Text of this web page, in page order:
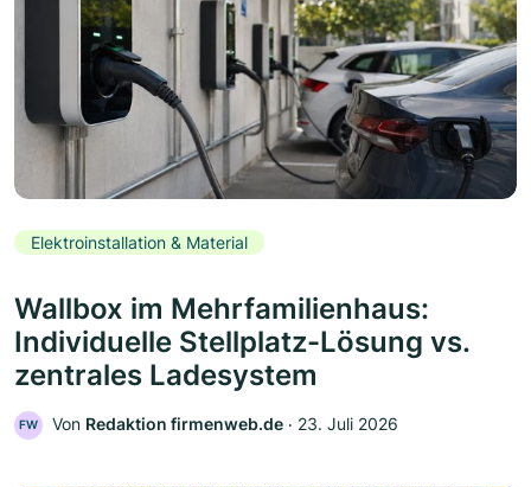
Elektroinstallation & Material
Wallbox im Mehrfamilienhaus:
Individuelle Stellplatz-Lösung vs.
zentrales Ladesystem
FW Von Redaktion firmenweb.de ‧ 23. Juli 2026